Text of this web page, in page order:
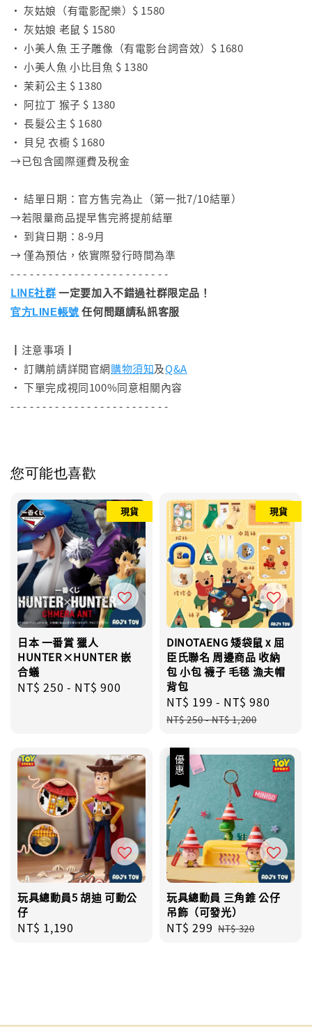
• 灰姑娘（有電影配樂）$ 1580
• 灰姑娘 老鼠 $ 1580
• 小美人魚 王子雕像（有電影台詞音效）$ 1680
• 小美人魚 小比目魚 $ 1380
• 茉莉公主 $ 1380
• 阿拉丁 猴子 $ 1380
• 長髮公主 $ 1680
• 貝兒 衣櫥 $ 1680
→已包含國際運費及稅金
• 結單日期：官方售完為止（第一批7/10結單）
→若限量商品提早售完將提前結單
• 到貨日期：8-9月
→ 僅為預估，依實際發行時間為準
- - - - - - - - - - - - - - - - - - - - - - - - -
LINE社群一定要加入不錯過社群限定品！
官方LINE帳號 任何問題請私訊客服
┃注意事項┃
• 訂購前請詳閱官網購物須知及Q&A
• 下單完成視同100%同意相關內容
- - - - - - - - - - - - - - - - - - - - - - - - -
您可能也喜歡
現貨
日本 一番賞 獵人
HUNTER×HUNTER 嵌
合蟻
Regular
NT$ 250 - NT$ 900
現貨
DINOTAENG 矮袋鼠 x 屈
臣氏聯名 周邊商品 收納
包 小包 襪子 毛毯 漁夫帽
背包
Sale
price
NT$ 199 - NT$ 980
NT$ 250-NT$ 1,200
玩具總動員5 胡迪 可動公
仔
Regular
NT$ 1,190
優惠
玩具總動員 三角錐 公仔
吊飾（可發光）
Sale
NT$ 299 Regular
NT$ 320